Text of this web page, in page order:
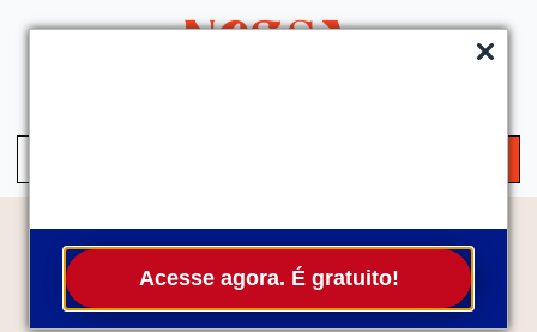
Acesse agora. É gratuito!
Temas